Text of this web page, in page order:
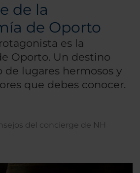
de la
de Oporto
es la
Oporto. Un destino
de lugares hermosos y
que debes conocer.
del concierge de NH